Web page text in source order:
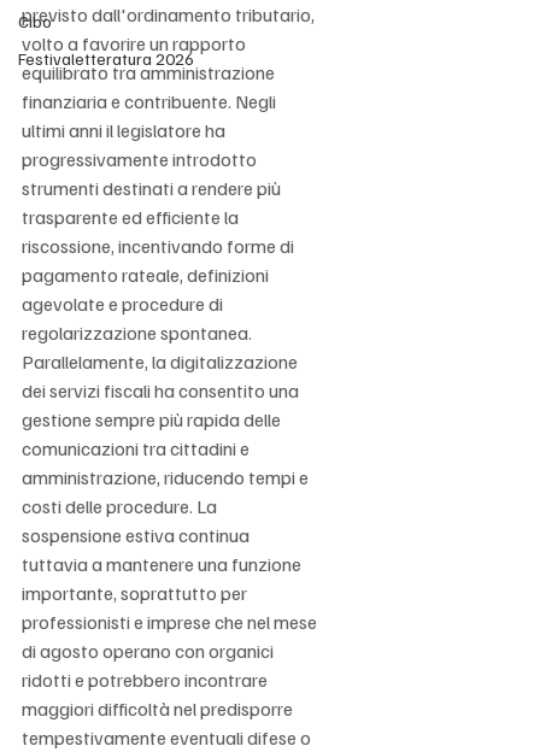
Cibo
Festivaletteratura 2026
previsto dall'ordinamento tributario,
volto a favorire un rapporto
equilibrato tra amministrazione
finanziaria e contribuente. Negli
ultimi anni il legislatore ha
progressivamente introdotto
strumenti destinati a rendere più
trasparente ed efficiente la
riscossione, incentivando forme di
pagamento rateale, definizioni
agevolate e procedure di
regolarizzazione spontanea.
Parallelamente, la digitalizzazione
dei servizi fiscali ha consentito una
gestione sempre più rapida delle
comunicazioni tra cittadini e
amministrazione, riducendo tempi e
costi delle procedure. La
sospensione estiva continua
tuttavia a mantenere una funzione
importante, soprattutto per
professionisti e imprese che nel mese
di agosto operano con organici
ridotti e potrebbero incontrare
maggiori difficoltà nel predisporre
tempestivamente eventuali difese o